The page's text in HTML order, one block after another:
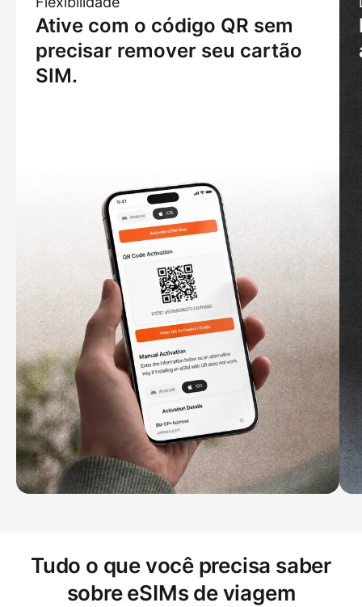
Ative com o código QR sem
precisar remover seu cartão
SIM.
Tudo o que você precisa saber
sobre eSIMs de viagem